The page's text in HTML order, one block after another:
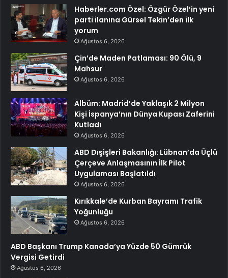
Haberler.com Özel: Özgür Özel’in yeni
parti ilanına Gürsel Tekin’den ilk
yorum
Ağustos 6, 2026
Çin’de Maden Patlaması: 90 Ölü, 9
Mahsur
Ağustos 6, 2026
Albüm: Madrid’de Yaklaşık 2 Milyon
Kişi İspanya’nın Dünya Kupası Zaferini
Kutladı
Ağustos 6, 2026
ABD Dışişleri Bakanlığı: Lübnan’da Üçlü
Çerçeve Anlaşmasının İlk Pilot
Uygulaması Başlatıldı
Ağustos 6, 2026
Kırıkkale’de Kurban Bayramı Trafik
Yoğunluğu
Ağustos 6, 2026
ABD Başkanı Trump Kanada’ya Yüzde 50 Gümrük
Vergisi Getirdi
Ağustos 6, 2026